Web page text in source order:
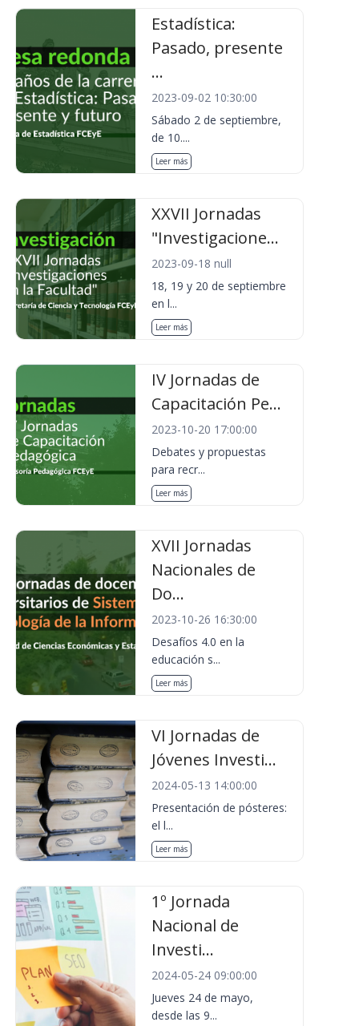
Estadística:
Pasado, presente
...
2023-09-02 10:30:00
Sábado 2 de septiembre,
de 10....
Leer más
XXVII Jornadas
"Investigacione...
2023-09-18 null
18, 19 y 20 de septiembre
en l...
Leer más
IV Jornadas de
Capacitación Pe...
2023-10-20 17:00:00
Debates y propuestas
para recr...
Leer más
XVII Jornadas
Nacionales de
Do...
2023-10-26 16:30:00
Desafíos 4.0 en la
educación s...
Leer más
VI Jornadas de
Jóvenes Investi...
2024-05-13 14:00:00
Presentación de pósteres:
el l...
Leer más
1º Jornada
Nacional de
Investi...
2024-05-24 09:00:00
Jueves 24 de mayo,
desde las 9...